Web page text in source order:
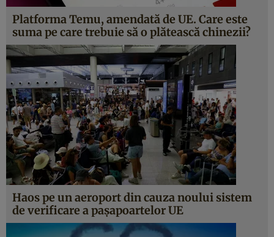
Platforma Temu, amendată de UE. Care este
suma pe care trebuie să o plătească chinezii?
Haos pe un aeroport din cauza noului sistem
de verificare a pașapoartelor UE